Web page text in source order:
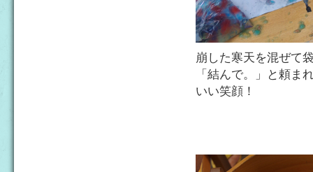
崩した寒天を混ぜて
「結んで。」と頼ま
いい笑顔！